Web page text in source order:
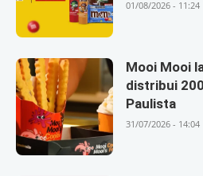
01/08/2026 - 11:24
Mooi Mooi
distribui
Paulista
31/07/2026 - 14:04